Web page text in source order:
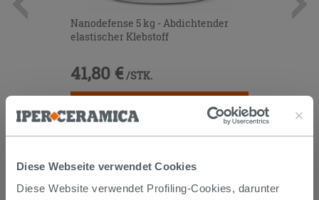
Diese Webseite verwendet Cookies
Diese Website verwendet Profiling-Cookies, darunter
Nanodefense 5 kg - Abdichtender
elastischer Klebstoff
41,80 € /STK.
IN DEN WARENKORB LEGEN